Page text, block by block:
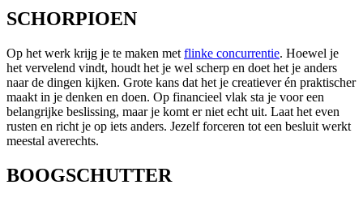
SCHORPIOEN
Op het werk krijg je te maken met flinke concurrentie. Hoewel je
het vervelend vindt, houdt het je wel scherp en doet het je anders
naar de dingen kijken. Grote kans dat het je creatiever én praktischer
maakt in je denken en doen. Op financieel vlak sta je voor een
belangrijke beslissing, maar je komt er niet echt uit. Laat het even
rusten en richt je op iets anders. Jezelf forceren tot een besluit werkt
meestal averechts.
BOOGSCHUTTER